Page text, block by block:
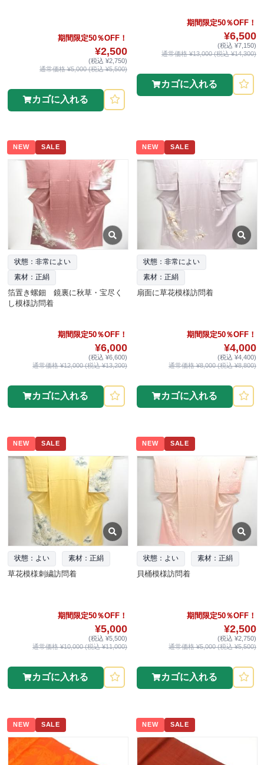
期間限定50％OFF！
¥2,500
(税込 ¥2,750)
通常価格 ¥5,000 (税込 ¥5,500)
カゴに入れる
期間限定50％OFF！
¥6,500
(税込 ¥7,150)
通常価格 ¥13,000 (税込 ¥14,300)
カゴに入れる
NEW SALE
状態：非常によい
素材：正絹
箔置き螺鈿 鏡裏に秋草・宝尽く
し模様訪問着
期間限定50％OFF！
¥6,000
(税込 ¥6,600)
通常価格 ¥12,000 (税込 ¥13,200)
カゴに入れる
NEW SALE
状態：非常によい
素材：正絹
扇面に草花模様訪問着
期間限定50％OFF！
¥4,000
(税込 ¥4,400)
通常価格 ¥8,000 (税込 ¥8,800)
カゴに入れる
NEW SALE
状態：よい 素材：正絹
草花模様刺繍訪問着
期間限定50％OFF！
¥5,000
(税込 ¥5,500)
通常価格 ¥10,000 (税込 ¥11,000)
カゴに入れる
NEW SALE
状態：よい 素材：正絹
貝桶模様訪問着
期間限定50％OFF！
¥2,500
(税込 ¥2,750)
通常価格 ¥5,000 (税込 ¥5,500)
カゴに入れる
NEW SALE NEW SALE